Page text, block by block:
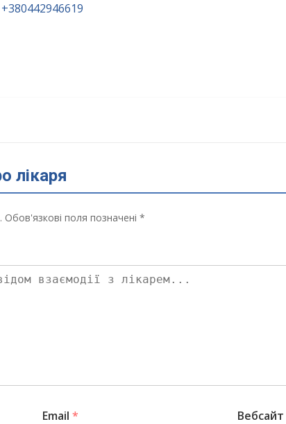
+380442946619
лікаря
поля позначені *
Email * Вебсайт